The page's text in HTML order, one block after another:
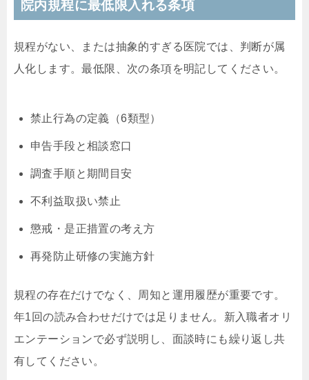
院内規程に最低限入れる条項
規程がない、または抽象的すぎる医院では、判断が属
人化します。最低限、次の条項を明記してください。
禁止行為の定義（6類型）
申告手段と相談窓口
調査手順と期間目安
不利益取扱い禁止
懲戒・是正措置の考え方
再発防止研修の実施方針
規程の存在だけでなく、周知と運用履歴が重要です。
年1回の読み合わせだけでは足りません。新入職者オリ
エンテーションで必ず説明し、面談時にも繰り返し共
有してください。